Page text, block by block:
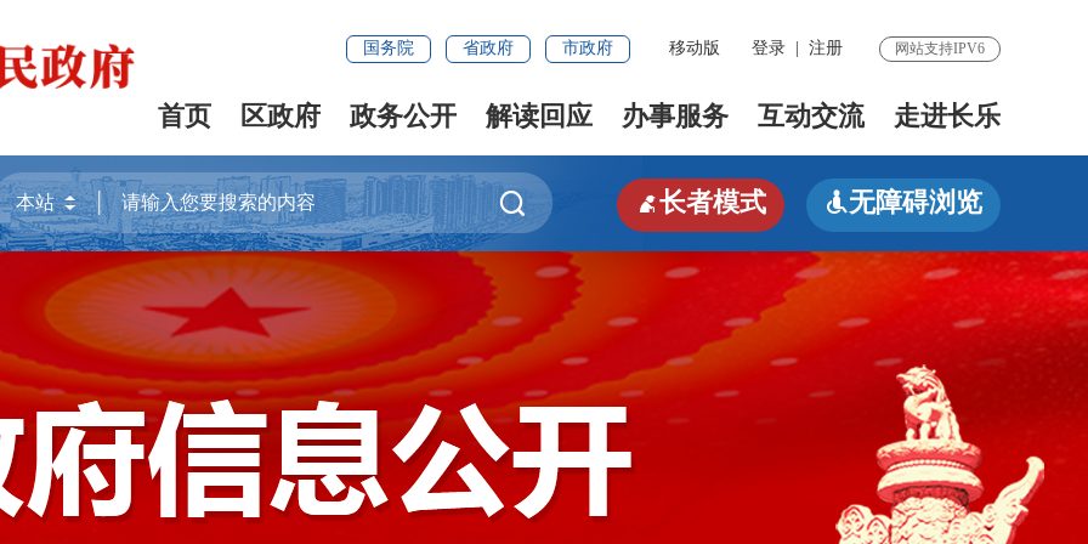
国务院 省政府 市政府 移动版 登录 注册 网站支持IPV6
首页 区政府 政务公开 解读回应 办事服务 互动交流 走进长乐
 长者模式 无障碍浏览